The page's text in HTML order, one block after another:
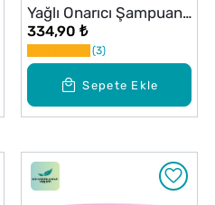
Sepete Ekle
Yağlı Onarıcı Şampuan
350 ml
334,90 ₺
3